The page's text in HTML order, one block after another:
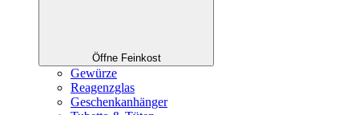
Öffne Feinkost
Gewürze
Reagenzglas
Geschenkanhänger